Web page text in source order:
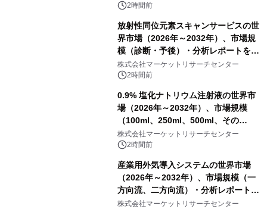
2時間前
放射性同位元素スキャンサービスの世
界市場（2026年～2032年）、市場規
模（診断・予後）・分析レポートを発
表
株式会社マーケットリサーチセンター
2時間前
0.9% 塩化ナトリウム注射液の世界市
場（2026年～2032年）、市場規模
（100ml、250ml、500ml、その
他）・分析レポートを発表
株式会社マーケットリサーチセンター
2時間前
産業用外気導入システムの世界市場
（2026年～2032年）、市場規模（一
方向流、二方向流）・分析レポートを
発表
株式会社マーケットリサーチセンター